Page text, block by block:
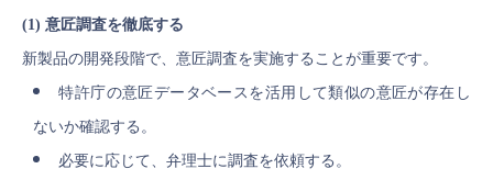
(1) 意匠調査を徹底する
新製品の開発段階で、意匠調査を実施することが重要です。
特許庁の意匠データベースを活用して類似の意匠が存在し
ないか確認する。
必要に応じて、弁理士に調査を依頼する。